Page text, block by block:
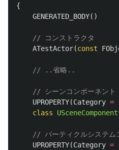
{
GENERATED_BODY()
// コンストラクタ
ATestActor(const
// ..省略..
// シーンコンポーネント
UPROPERTY(Category =
class
USceneComponent
// パーティクルシステム
UPROPERTY(Category =